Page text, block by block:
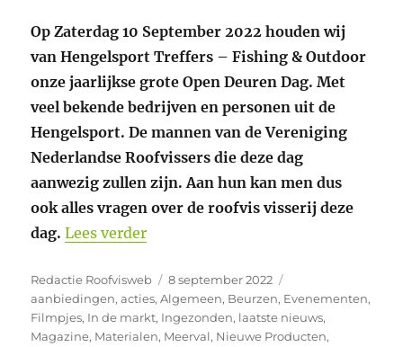
Op Zaterdag 10 September 2022 houden wij
van Hengelsport Treffers – Fishing & Outdoor
onze jaarlijkse grote Open Deuren Dag. Met
veel bekende bedrijven en personen uit de
Hengelsport. De mannen van de Vereniging
Nederlandse Roofvissers die deze dag
aanwezig zullen zijn. Aan hun kan men dus
ook alles vragen over de roofvis visserij deze
dag. Lees verder“GROTE OPEN DEURENDAG /
Auteur
Redactie Roofvisweb
Geplaatst
op
8 september 2022
aanbiedingen,acties,Algemeen, Beurzen, Evenementen,
Filmpjes, In de markt, Ingezonden, laatste nieuws,
Magazine, Materialen, Meerval, Nieuwe Producten,